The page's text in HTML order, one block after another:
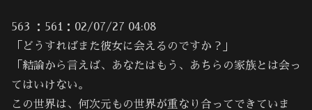
563 ：561：02/07/27 04:08
「どうすればまた彼女に会えるのですか？」
「結論から言えば、あなたはもう、あちらの家族とは会っ
てはいけない。
この世界は、何次元もの世界が重なり合ってできていま